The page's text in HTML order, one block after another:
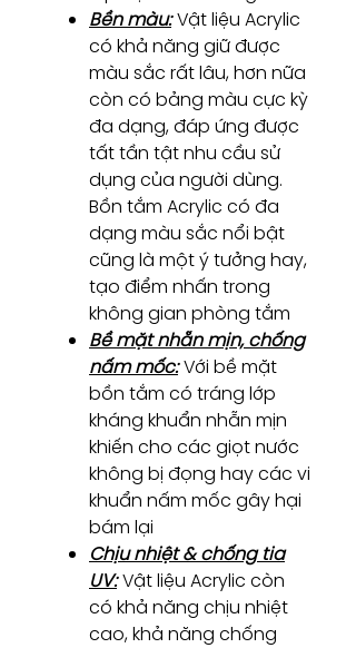
Bền màu:Vật liệu Acrylic
có khả năng giữ được
màu sắc rất lâu, hơn nữa
còn có bảng màu cực kỳ
đa dạng, đáp ứng được
tất tần tật nhu cầu sử
dụng của người dùng.
Bồn tắm Acrylic có đa
dạng màu sắc nổi bật
cũng là một ý tưởng hay,
tạo điểm nhấn trong
không gian phòng tắm
Bề mặt nhẵn mịn, chống
nấm mốc:Với bề mặt
bồn tắm có tráng lớp
kháng khuẩn nhẵn mịn
khiến cho các giọt nước
không bị đọng hay các vi
khuẩn nấm mốc gây hại
bám lại
Chịu nhiệt & chống tia
UV:Vật liệu Acrylic còn
có khả năng chịu nhiệt
cao, khả năng chống